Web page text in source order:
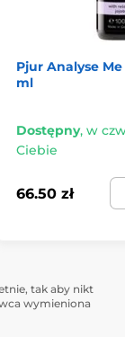
Pjur Analyse
ml
Dostępny, w
Ciebie
66.50 zł
tak aby nikt
wymieniona